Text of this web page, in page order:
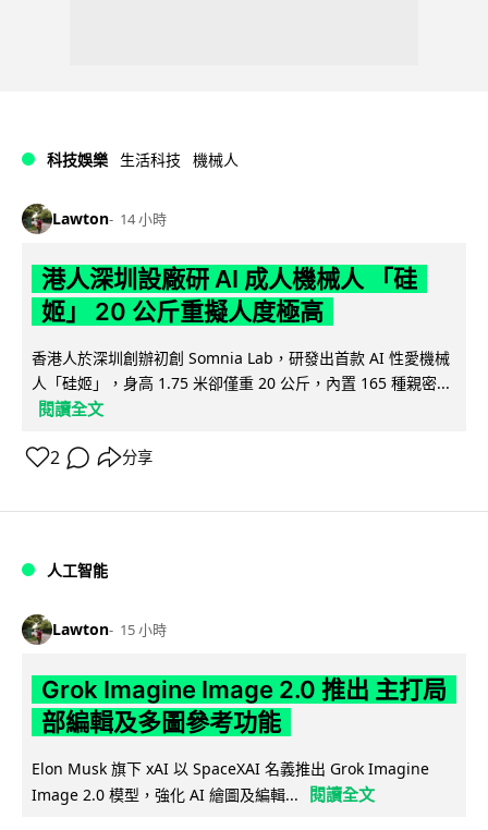
科技娛樂 生活科技 機械人
Lawton 14 小時
港人深圳設廠研 AI 成人機械人 「硅
姬」 20 公斤重擬人度極高
香港人於深圳創辦初創 Somnia Lab，研發出首款 AI 性愛機械
人「硅姬」，身高 1.75 米卻僅重 20 公斤，內置 165 種親密...
閱讀全文
2 分享
人工智能
Lawton 15 小時
Grok Imagine Image 2.0 推出 主打局
部編輯及多圖參考功能
Elon Musk 旗下 xAI 以 SpaceXAI 名義推出 Grok Imagine
Image 2.0 模型，強化 AI 繪圖及編輯...
閱讀全文